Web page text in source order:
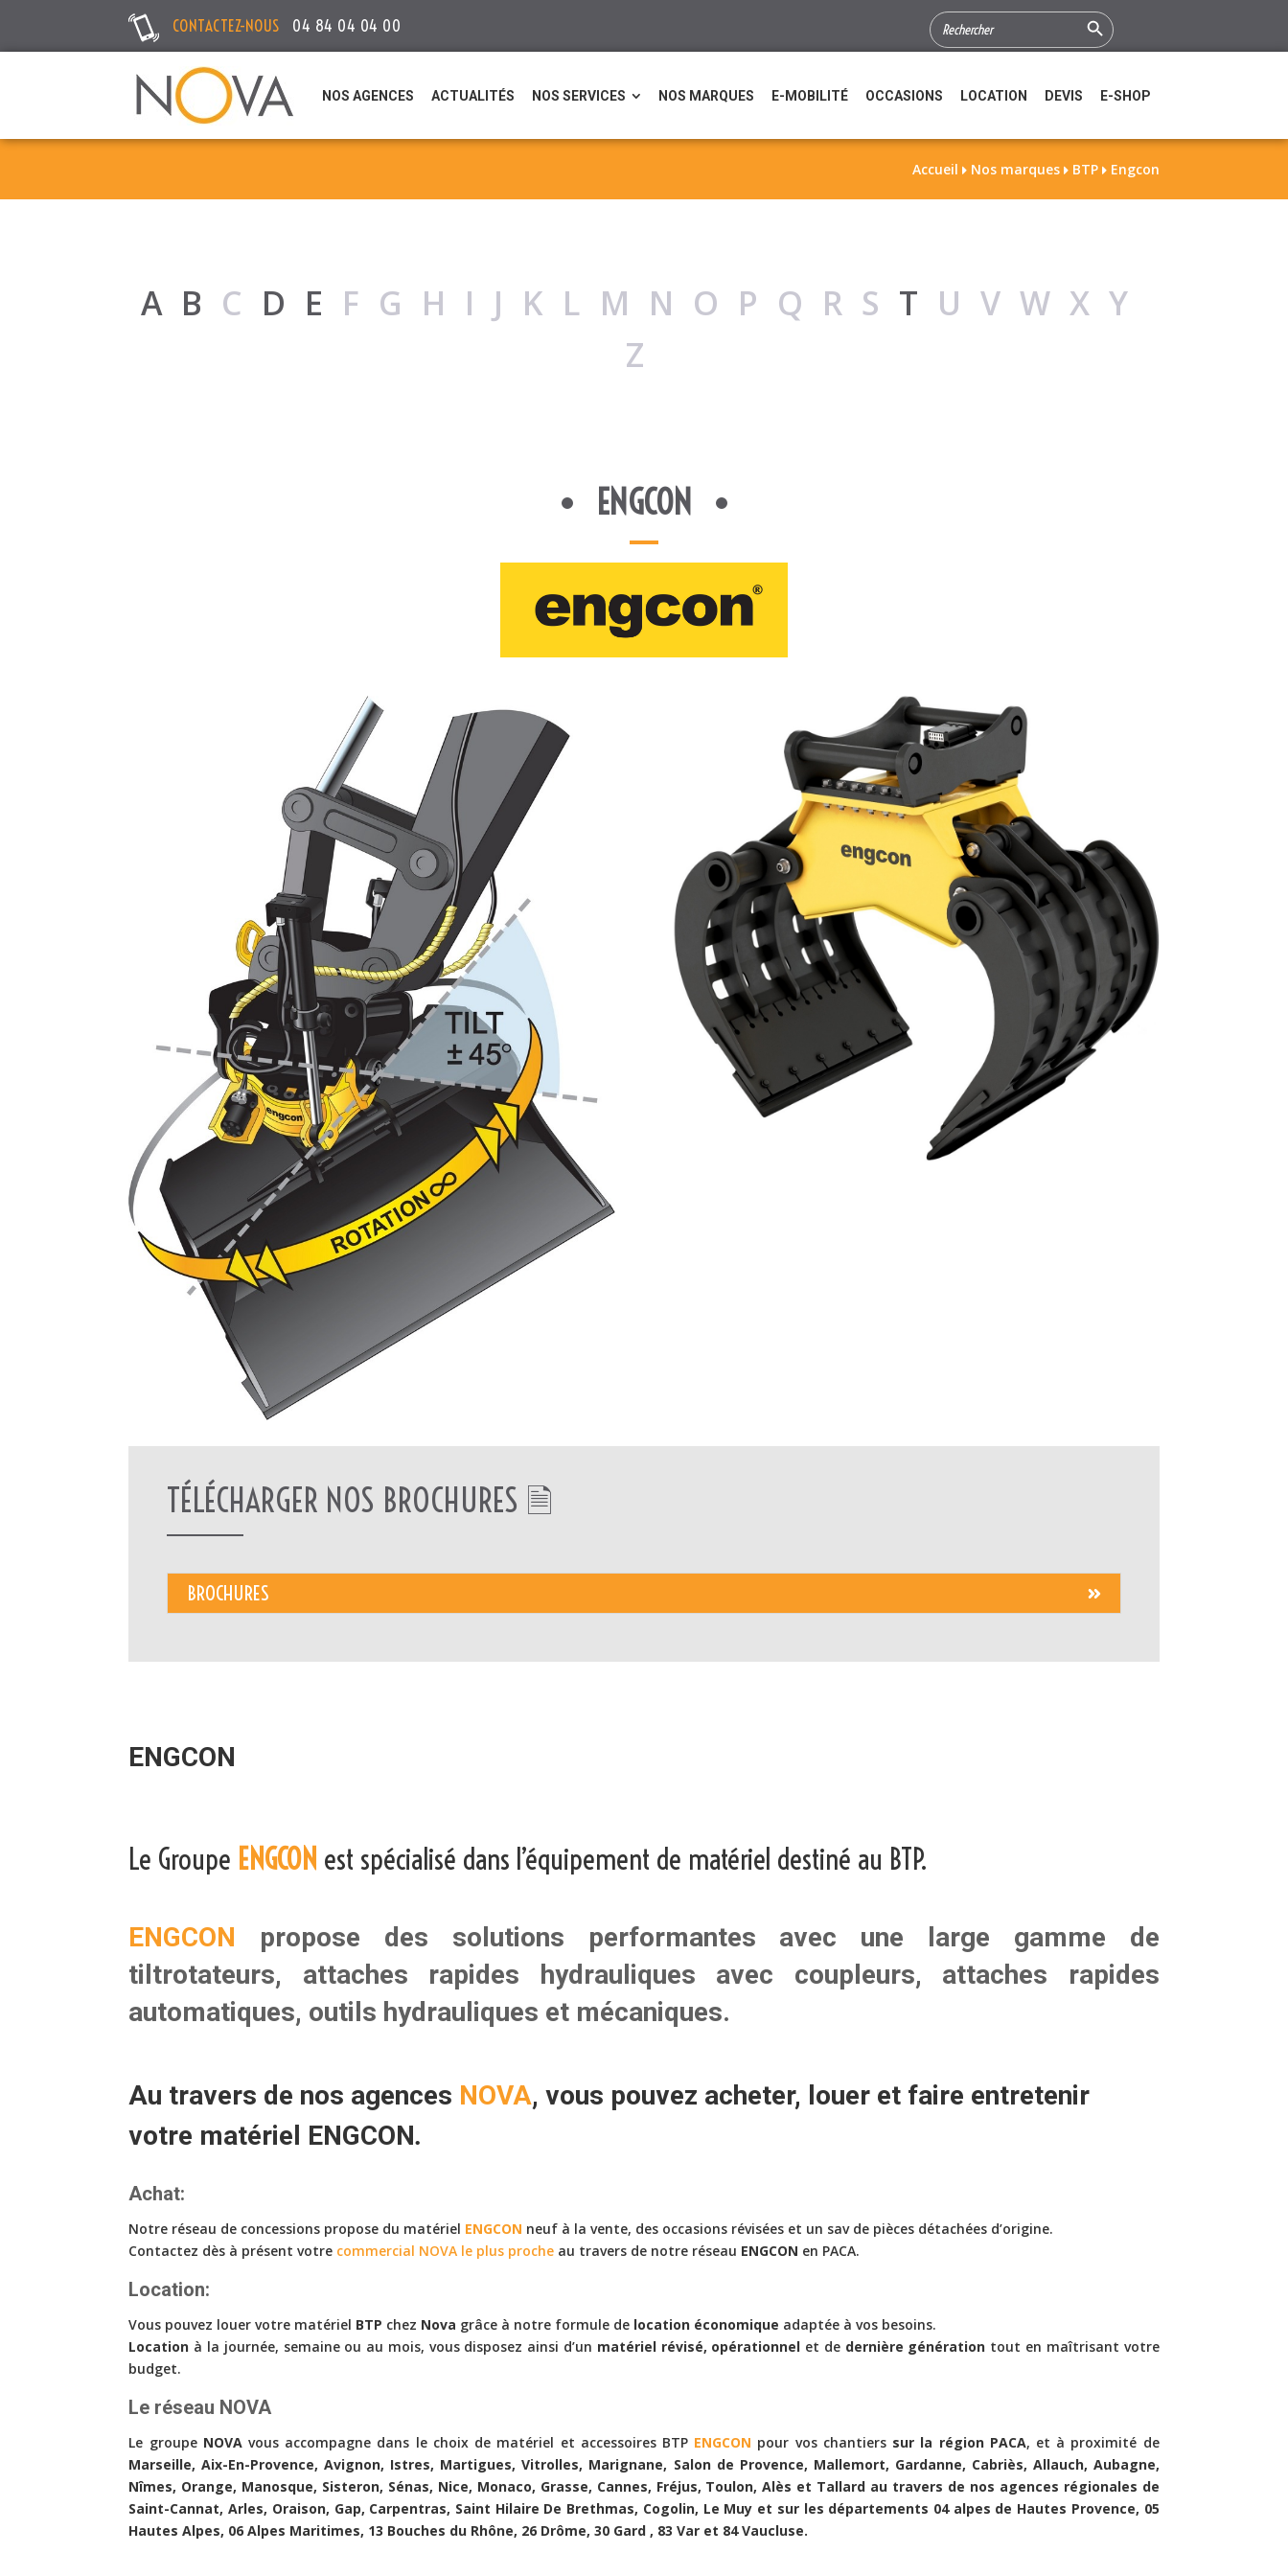
CONTACTEZ-NOUS 04 84 04 04 00
SEARCH
FOR:
Search Button
NOS AGENCES ACTUALITÉS NOS SERVICES NOS MARQUES E-MOBILITÉ OCCASIONS LOCATION DEVIS E-SHOP
Accueil  Nos marques  BTP  Engcon
A B C D E FGHIJKLMNOPQRS T UVWXY
Z
ENGCON
TÉLÉCHARGER NOS BROCHURES 🗎
BROCHURES
ENGCON
Le Groupe ENGCON est spécialisé dans l’équipement de matériel destiné au BTP.
ENGCON propose des solutions performantes avec une large gamme de
tiltrotateurs, attaches rapides hydrauliques avec coupleurs, attaches rapides
automatiques, outils hydrauliques et mécaniques.
Au travers de nos agences NOVA, vous pouvez acheter, louer et faire entretenir
votre matériel ENGCON.
Achat:
Notre réseau de concessions propose du matériel ENGCON neuf à la vente, des occasions révisées et un sav de pièces détachées d’origine.
Contactez dès à présent votre commercial NOVA le plus proche au travers de notre réseau ENGCON en PACA.
Location:
Vous pouvez louer votre matériel BTP chez Nova grâce à notre formule de location économique adaptée à vos besoins.
Location à la journée, semaine ou au mois, vous disposez ainsi d’un matériel révisé, opérationnel et de dernière génération tout en maîtrisant votre
budget.
Le réseau NOVA
Le groupe NOVAvous accompagne dans le choix de matériel et accessoires BTP ENGCON pour vos chantiers sur la région PACA, et à proximité de
Marseille, Aix-En-Provence, Avignon, Istres, Martigues, Vitrolles, Marignane, Salon de Provence, Mallemort, Gardanne, Cabriès, Allauch, Aubagne,
Nîmes, Orange, Manosque, Sisteron, Sénas, Nice, Monaco, Grasse, Cannes, Fréjus, Toulon, Alès et Tallard au travers de nos agences régionales de
Saint-Cannat, Arles, Oraison, Gap, Carpentras, Saint Hilaire De Brethmas, Cogolin, Le Muy et sur les départements 04 alpes de Hautes Provence, 05
Hautes Alpes, 06 Alpes Maritimes, 13 Bouches du Rhône, 26 Drôme, 30 Gard , 83 Var et 84 Vaucluse.